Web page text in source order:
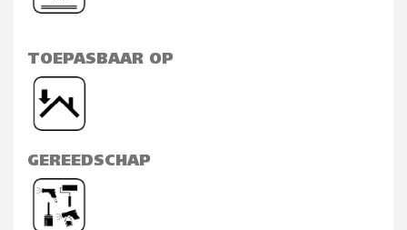
TOEPASBAAR OP
GEREEDSCHAP